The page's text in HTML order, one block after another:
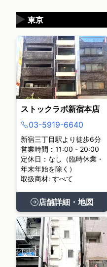
東京
▶
ストックラボ新宿本店
03-5919-6640
新宿三丁目駅より徒歩6分
営業時間：11:00 - 20:00
定休日：なし（臨時休業・
年末年始を除く）
取扱商材: すべて
店舗詳細・地図